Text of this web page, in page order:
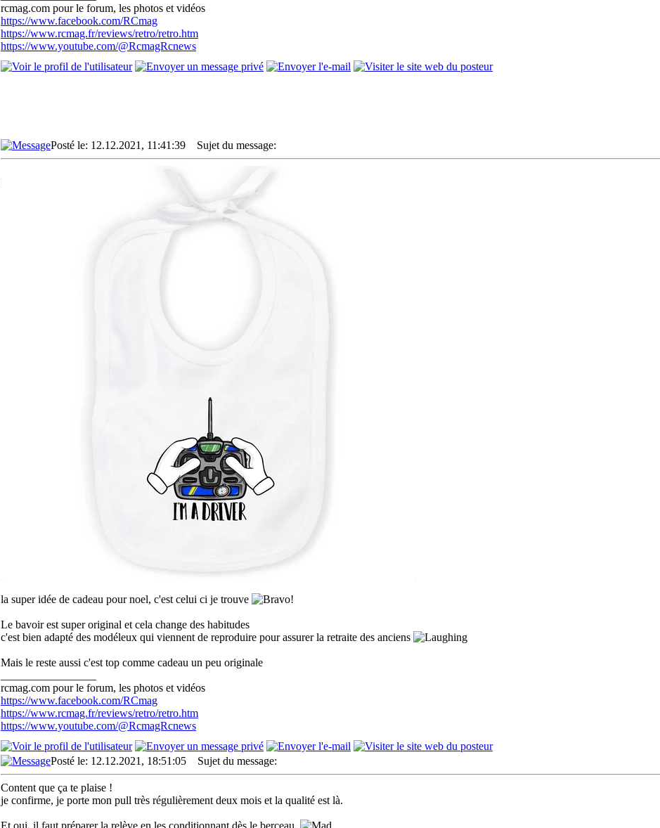
rcmag.com pour le forum, les photos et vidéos
https://www.facebook.com/RCmag
https://www.rcmag.fr/reviews/retro/retro.htm
https://www.youtube.com/@RcmagRcnews
Posté le: 12.12.2021, 11:41:39 Sujet du message:
la super idée de cadeau pour noel, c'est celui ci je trouve
Le bavoir est super original et cela change des habitudes
c'est bien adapté des modéleux qui viennent de reproduire pour assurer la retraite des anciens
Mais le reste aussi c'est top comme cadeau un peu originale
rcmag.com pour le forum, les photos et vidéos
https://www.facebook.com/RCmag
https://www.rcmag.fr/reviews/retro/retro.htm
https://www.youtube.com/@RcmagRcnews
Posté le: 12.12.2021, 18:51:05 Sujet du message:
Content que ça te plaise !
je confirme, je porte mon pull très régulièrement deux mois et la qualité est là.
Et oui, il faut préparer la relève en les conditionnant dès le berceau.